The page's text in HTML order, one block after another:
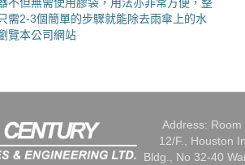
需2-3個簡單的步驟就能除去雨傘上的水
覽本公司網站
Address: Room
12/F., Houston
Bldg., No 32-40